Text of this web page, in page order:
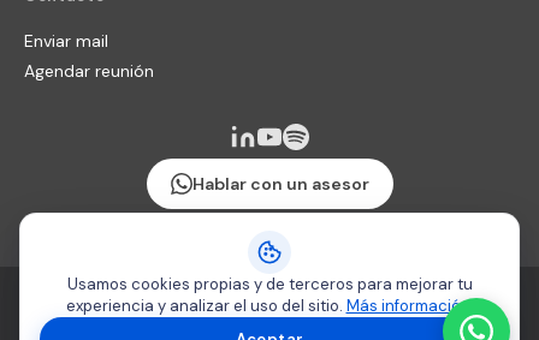
Enviar mail
Agendar reunión
Hablar con un asesor
Términos y Condiciones Política de seguridad
Uso de cookies
Copyright 2026 © Producteca
Usamos cookies propias y de terceros para mejorar tu
experiencia y analizar el uso del sitio. Más información.